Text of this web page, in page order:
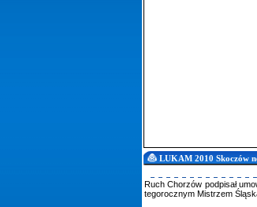
LUKAM 2010 Skoczów
Ruch Chorzów podpisał
tegorocznym Mistrzem